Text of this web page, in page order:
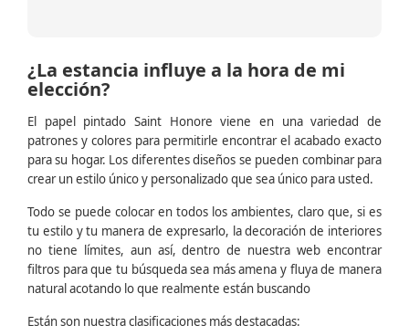
¿La estancia influye a la hora de mi
elección?
El papel pintado Saint Honore viene en una variedad de
patrones y colores para permitirle encontrar el acabado exacto
para su hogar. Los diferentes diseños se pueden combinar para
crear un estilo único y personalizado que sea único para usted.
Todo se puede colocar en todos los ambientes, claro que, si es
tu estilo y tu manera de expresarlo, la decoración de interiores
no tiene límites, aun así, dentro de nuestra web encontrar
filtros para que tu búsqueda sea más amena y fluya de manera
natural acotando lo que realmente están buscando
Están son nuestra clasificaciones más destacadas: